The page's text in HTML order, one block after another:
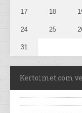
17 18
24 25
31
Kertoimet.com